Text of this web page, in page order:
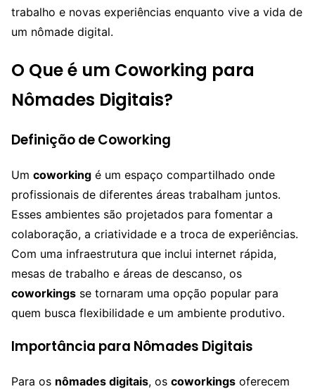
trabalho e novas experiências enquanto vive a vida de
um nômade digital.
O Que é um Coworking para
Nômades Digitais?
Definição de Coworking
Um coworking é um espaço compartilhado onde
profissionais de diferentes áreas trabalham juntos.
Esses ambientes são projetados para fomentar a
colaboração, a criatividade e a troca de experiências.
Com uma infraestrutura que inclui internet rápida,
mesas de trabalho e áreas de descanso, os
coworkings se tornaram uma opção popular para
quem busca flexibilidade e um ambiente produtivo.
Importância para Nômades Digitais
Para os nômades digitais, os coworkings oferecem